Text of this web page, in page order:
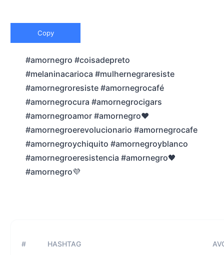
Copy
#amornegro #coisadepreto
#melaninacarioca #mulhernegraresiste
#amornegroresiste #amornegrocafé
#amornegrocura #amornegrocigars
#amornegroamor #amornegro❤
#amornegroerevolucionario #amornegrocafe
#amornegroychiquito #amornegroyblanco
#amornegroeresistencia #amornegro🖤
#amornegro💜
# HASHTAG